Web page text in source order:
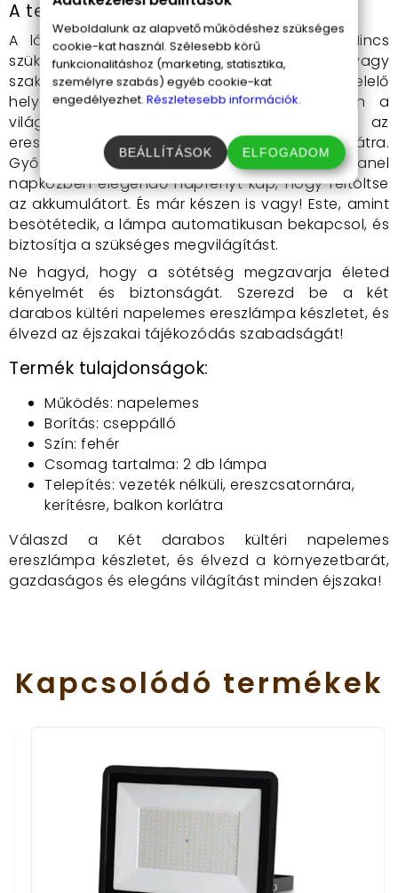
A termék használata
A lámpák használata rendkívül egyszerű. Nincs
szükséged semmilyen speciális szerszámra vagy
szakértelemre. Egyszerűen válaszd ki a megfelelő
helyet, ahol a legnagyobb szükséged van a
világításra, és rögzítsd a lámpákat az
ereszcsatornára, kerítésre vagy balkon korlátra.
Győződj meg róla, hogy a napelem panel
napközben elegendő napfényt kap, hogy feltöltse
az akkumulátort. És már készen is vagy! Este, amint
besötétedik, a lámpa automatikusan bekapcsol, és
biztosítja a szükséges megvilágítást.
Ne hagyd, hogy a sötétség megzavarja életed
kényelmét és biztonságát. Szerezd be a két
darabos kültéri napelemes ereszlámpa készletet, és
élvezd az éjszakai tájékozódás szabadságát!
Termék tulajdonságok:
Működés: napelemes
Borítás: cseppálló
Szín: fehér
Csomag tartalma: 2 db lámpa
Telepítés: vezeték nélküli, ereszcsatornára,
kerítésre, balkon korlátra
Válaszd a Két darabos kültéri napelemes
ereszlámpa készletet, és élvezd a környezetbarát,
gazdaságos és elegáns világítást minden éjszaka!
Kapcsolódó termékek
Weboldalunk az alapvető működéshez szükséges
cookie-kat használ. Szélesebb körű
funkcionalitáshoz (marketing, statisztika,
személyre szabás) egyéb cookie-kat
engedélyezhet. Részletesebb információk.
BEÁLLÍTÁSOK ELFOGADOM